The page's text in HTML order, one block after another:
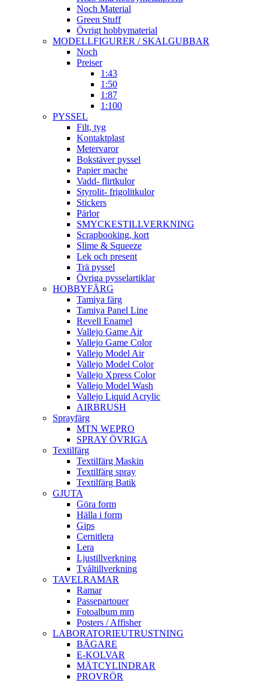
Noch Material
Green Stuff
Övrigt hobbymaterial
MODELLFIGURER / SKALGUBBAR
Noch
Preiser
1:43
1:50
1:87
1:100
PYSSEL
Filt, tyg
Kontaktplast
Metervaror
Bokstäver pyssel
Papier mache
Vadd- flirtkulor
Styrolit- frigolitkulor
Stickers
Pärlor
SMYCKESTILLVERKNING
Scrapbooking, kort
Slime & Squeeze
Lek och present
Trä pyssel
Övriga pysselartiklar
HOBBYFÄRG
Tamiya färg
Tamiya Panel Line
Revell Enamel
Vallejo Game Air
Vallejo Game Color
Vallejo Model Air
Vallejo Model Color
Vallejo Xpress Color
Vallejo Model Wash
Vallejo Liquid Acrylic
AIRBRUSH
Sprayfärg
MTN WEPRO
SPRAY ÖVRIGA
Textilfärg
Textilfärg Maskin
Textilfärg spray
Textilfärg Batik
GJUTA
Göra form
Hälla i form
Gips
Cernitlera
Lera
Ljustillverkning
Tvåltillverkning
TAVELRAMAR
Ramar
Passepartouer
Fotoalbum mm
Posters / Affisher
LABORATORIEUTRUSTNING
BÄGARE
E-KOLVAR
MÄTCYLINDRAR
PROVRÖR